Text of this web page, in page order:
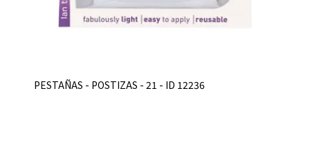
PESTAÑAS - POSTIZAS - 21 - ID 12236